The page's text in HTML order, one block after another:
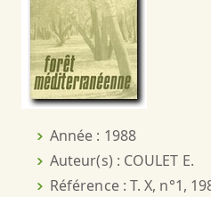
Année : 1988
Auteur(s) : COULET E.
Référence : T. X, n°1,